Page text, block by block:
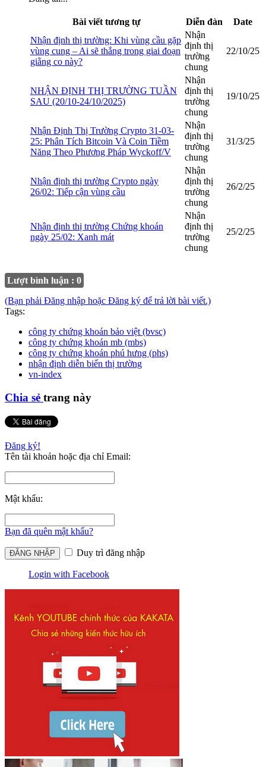
Bài viết tương tự Diễn đàn
Date
Nhận định thị trường: Khi vùng cầu gặp
vùng cung – Ai sẽ thắng trong giai đoạn
giằng co này?
Nhận
định thị
trường
chung
22/10/25
NHẬN ĐỊNH THỊ TRƯỜNG TUẦN
SAU (20/10-24/10/2025)
Nhận
định thị
trường
chung
19/10/25
Nhận Định Thị Trường Crypto 31-03-
25: Phân Tích Bitcoin Và Coin Tiềm
Năng Theo Phương Pháp Wyckoff/V
Nhận
định thị
trường
chung
31/3/25
Nhận định thị trường Crypto ngày
26/02: Tiếp cận vùng cầu
Nhận
định thị
trường
chung
26/2/25
Nhận định thị trường Chứng khoán
ngày 25/02: Xanh mát
Nhận
định thị
trường
chung
25/2/25
Lượt bình luận : 0
(Bạn phải Đăng nhập hoặc Đăng ký để trả lời bài viết.)
Tags:
công ty chứng khoán bảo việt (bvsc)
công ty chứng khoán mb (mbs)
công ty chứng khoán phú hưng (phs)
nhận định diễn biến thị trường
vn-index
Chia sẻ trang này
Đăng ký!
Tên tài khoản hoặc địa chỉ Email:
Mật khẩu:
Bạn đã quên mật khẩu?
Duy trì đăng nhập
Login with Facebook